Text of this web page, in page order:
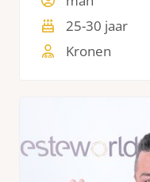
ongemakken
graag wat aan
voorbeeld van
25-30 jaar
Kronen